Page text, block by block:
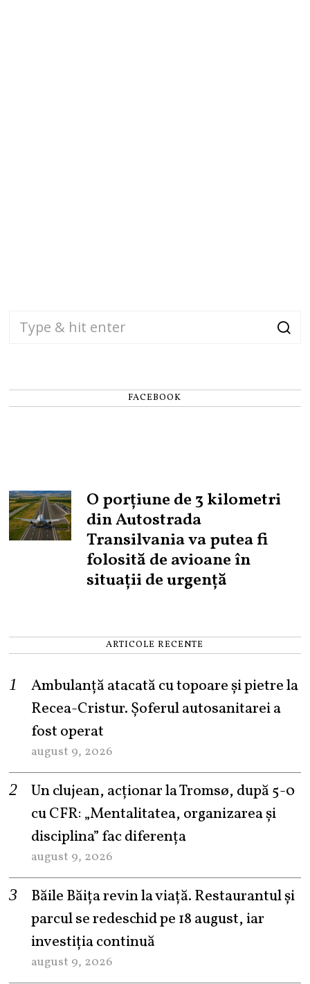
FACEBOOK
O porțiune de 3 kilometri
din Autostrada
Transilvania va putea fi
folosită de avioane în
situații de urgență
ARTICOLE RECENTE
Ambulanță atacată cu topoare și pietre la
Recea-Cristur. Șoferul autosanitarei a
fost operat
august 9, 2026
Un clujean, acționar la Tromsø, după 5-0
cu CFR: „Mentalitatea, organizarea și
disciplina” fac diferența
august 9, 2026
Băile Băița revin la viață. Restaurantul și
parcul se redeschid pe 18 august, iar
investiția continuă
august 9, 2026